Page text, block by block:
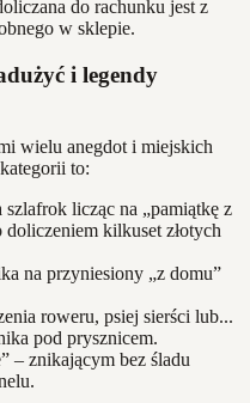
do rachunku jest z
w sklepie.
i legendy
wielu anegdot i miejskich
to:
licząc na „pamiątkę z
kilkuset złotych
na przyniesiony „z domu”
roweru, psiej sierści lub...
pod prysznicem.
– znikającym bez śladu